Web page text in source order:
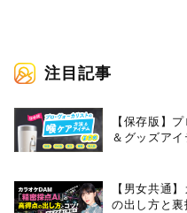
注目記事
【保存版】
＆グッズア
【男女共通
の出し方と